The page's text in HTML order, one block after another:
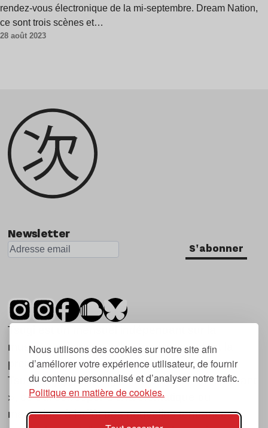
Nous utilisons des cookies sur notre site afin
d’améliorer votre expérience utilisateur, de fournir
du contenu personnalisé et d’analyser notre trafic.
Politique en matière de cookies.
rendez-vous électronique de la mi-septembre. Dream Nation,
ce sont trois scènes et…
28 août 2023
Newsletter
S'abonner
Tsugi est un mensuel indépendant sur la
musique et les nouvelles tendances, dont la
première parution date de 2007.
Tsugi en japonais signifie « prochain », « suivant
», ce qui correspond à la thématique du
magazine, à l’affût des nouvelles tendances